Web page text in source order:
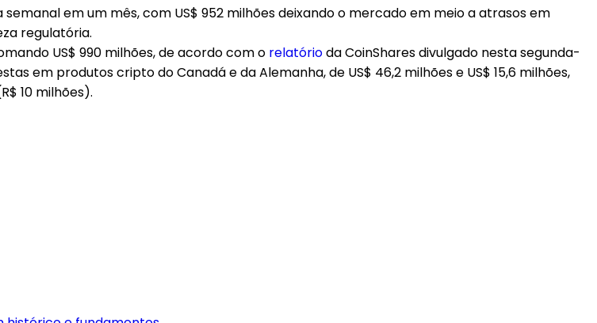
em um mês, com US$ 952 milhões deixando o mercado em meio a atrasos em
regulatória.
US$ 990 milhões, de acordo com o relatórioda CoinShares divulgado nesta segunda-
em produtos cripto do Canadá e da Alemanha, de US$ 46,2 milhões e US$ 15,6 milhões,
10 milhões).